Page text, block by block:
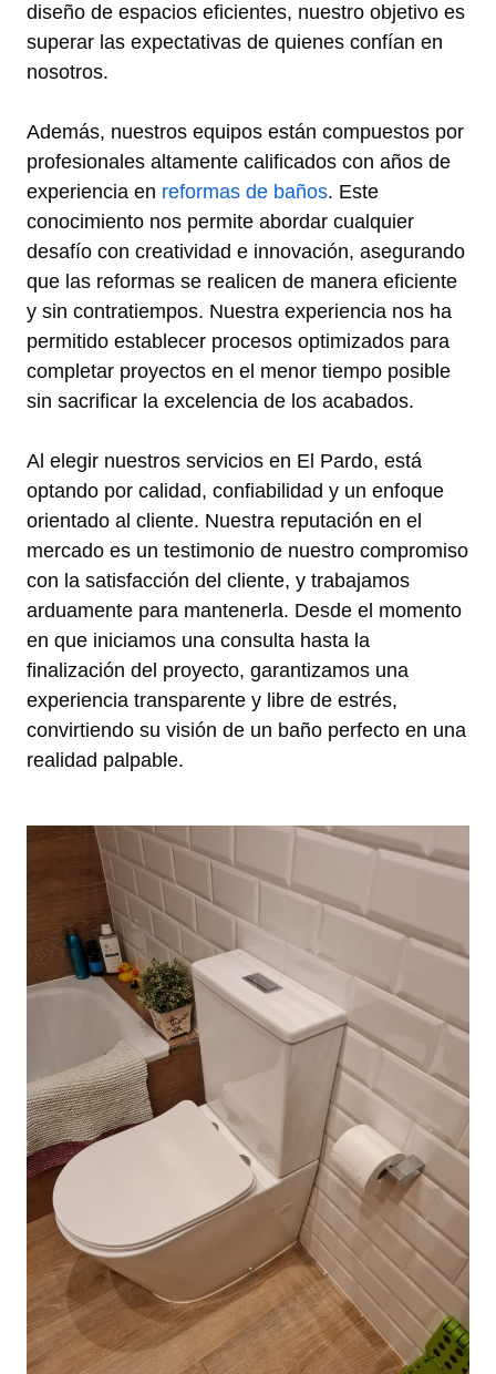
diseño de espacios eficientes, nuestro objetivo es
superar las expectativas de quienes confían en
nosotros.
Además, nuestros equipos están compuestos por
profesionales altamente calificados con años de
experiencia en reformas de baños. Este
conocimiento nos permite abordar cualquier
desafío con creatividad e innovación, asegurando
que las reformas se realicen de manera eficiente
y sin contratiempos. Nuestra experiencia nos ha
permitido establecer procesos optimizados para
completar proyectos en el menor tiempo posible
sin sacrificar la excelencia de los acabados.
Al elegir nuestros servicios en El Pardo, está
optando por calidad, confiabilidad y un enfoque
orientado al cliente. Nuestra reputación en el
mercado es un testimonio de nuestro compromiso
con la satisfacción del cliente, y trabajamos
arduamente para mantenerla. Desde el momento
en que iniciamos una consulta hasta la
finalización del proyecto, garantizamos una
experiencia transparente y libre de estrés,
convirtiendo su visión de un baño perfecto en una
realidad palpable.